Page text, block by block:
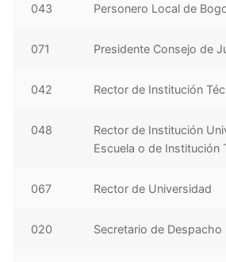
043 Personero Local de
071 Presidente Consejo de
042 Rector de Institución
048
Rector de Institución
Escuela o de Institución
067 Rector de Universidad
020 Secretario de Despacho